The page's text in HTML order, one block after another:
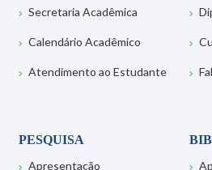
Secretaria Acadêmica
Calendário Acadêmico
Atendimento ao Estudante
PESQUISA
Apresentação